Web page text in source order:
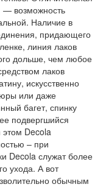
— возможность
Наличие в
придающего
линия лаков
дольше, чем любое
лаков
искусственно
или даже
багет, спинку
подвергшийся
этом Decola
– при
Decola служат более
ухода. А вот
обычным